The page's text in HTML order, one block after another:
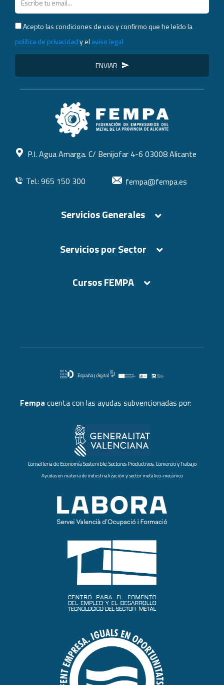
Acepto las condiciones de uso y confirmo que he leído la
política de privacidady el aviso legal
ENVIAR
P.I. Agua Amarga. C/ Benijofar 4-6 03008 Alicante
Tel.: 965 150 300 fempa@fempa.es
Servicios Generales
Servicios por Sector
Cursos FEMPA
Fempa cuenta con las ayudas subvencionadas por:
Conselleria de Economía Sostenible, Sectores Productivos, Comercio y Trabajo
Ayudas en materia de industrialización y sector metálico-mecánico